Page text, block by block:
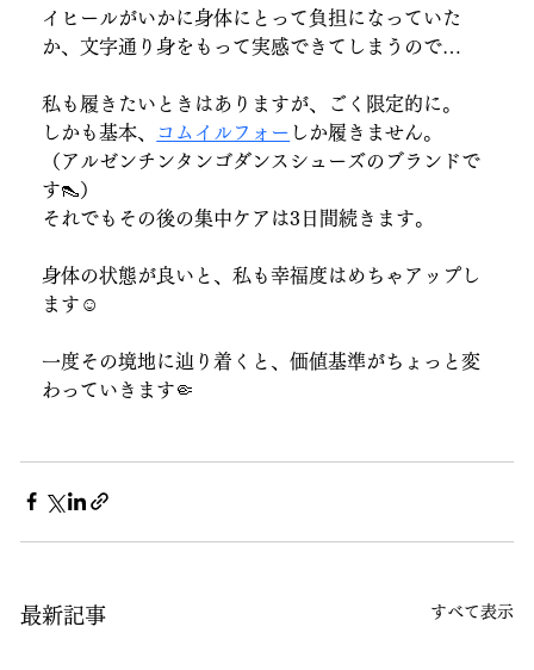
イヒールがいかに身体にとって負担になっていた
か、文字通り身をもって実感できてしまうので…
私も履きたいときはありますが、ごく限定的に。
しかも基本、
コムイルフォー しか履きません。
（アルゼンチンタンゴダンスシューズのブランドで
す👠）
それでもその後の集中ケアは3日間続きます。
身体の状態が良いと、私も幸福度はめちゃアップし
ます☺️
一度その境地に辿り着くと、価値基準がちょっと変
わっていきます🤏
最新記事 すべて表示